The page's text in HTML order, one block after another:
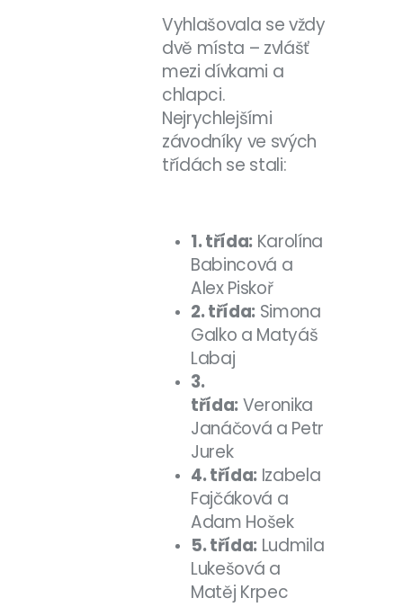
Vyhlašovala se vždy
dvě místa – zvlášť
mezi dívkami a
chlapci.
Nejrychlejšími
závodníky ve svých
třídách se stali:
1. třída:Karolína
Babincová a
Alex Piskoř
2. třída:Simona
Galko a Matyáš
Labaj
3.
třída:Veronika
Janáčová a Petr
Jurek
4. třída:Izabela
Fajčáková a
Adam Hošek
5. třída:Ludmila
Lukešová a
Matěj Krpec